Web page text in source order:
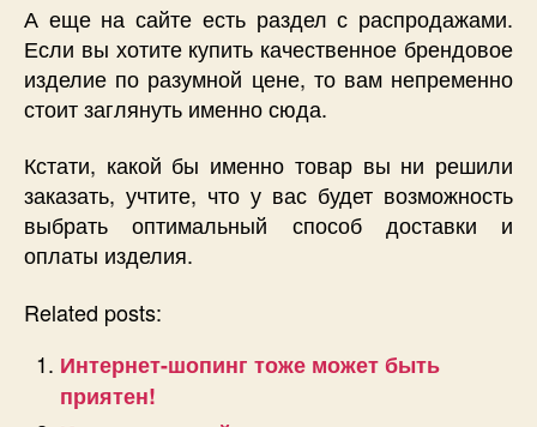
А еще на сайте есть раздел с распродажами.
Если вы хотите купить качественное брендовое
изделие по разумной цене, то вам непременно
стоит заглянуть именно сюда.
Кстати, какой бы именно товар вы ни решили
заказать, учтите, что у вас будет возможность
выбрать оптимальный способ доставки и
оплаты изделия.
Related posts:
Интернет-шопинг тоже может быть
приятен!